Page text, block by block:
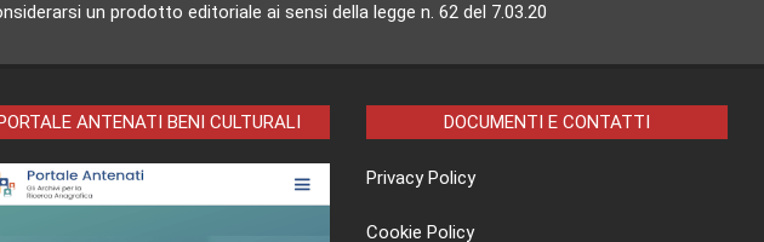
un prodotto editoriale ai sensi della legge n. 62 del 7.03.20
ANTENATI BENI CULTURALI DOCUMENTI E CONTATTI
Privacy Policy
Cookie Policy